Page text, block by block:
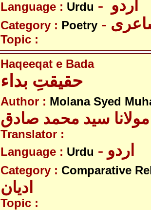
Language : Urdu
Category : Poetry
Topic :
Haqeeqat e Bada
حقیقتِ بداء
Author : Molana Syed
مولانا سید محمد صادق
Translator :
Language : Urdu - اردو
Category : Comparative
ادیان
Topic :